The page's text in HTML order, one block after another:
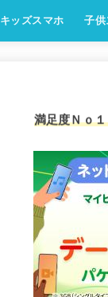
キッズスマホ 子供
満足度Ｎｏ